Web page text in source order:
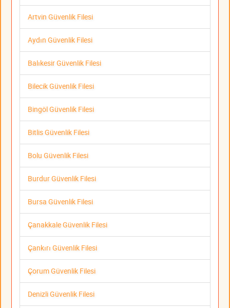
Artvin Güvenlik Filesi
Aydın Güvenlik Filesi
Balıkesir Güvenlik Filesi
Bilecik Güvenlik Filesi
Bingöl Güvenlik Filesi
Bitlis Güvenlik Filesi
Bolu Güvenlik Filesi
Burdur Güvenlik Filesi
Bursa Güvenlik Filesi
Çanakkale Güvenlik Filesi
Çankırı Güvenlik Filesi
Çorum Güvenlik Filesi
Denizli Güvenlik Filesi